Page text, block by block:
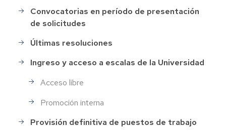
Selección
de
Personal
Convocatorias en período de presentación
de solicitudes
Últimas resoluciones
Ingreso y acceso a escalas de la Universidad
Acceso libre
Promoción interna
Provisión definitiva de puestos de trabajo